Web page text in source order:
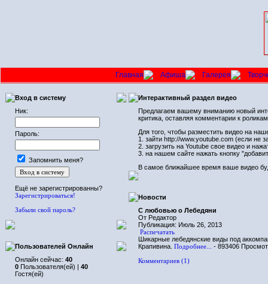
Главная Афиша Галерея
Вход в систему
Ник:
Пароль:
Запомнить меня?
Ещё не зарегистрированны?
Зарегистрироваться!
Забыли свой пароль?
Пользователей Онлайн
Онлайн сейчас: 40
0 Пользователя(ей) | 40
Гостя(ей)
Интерактивный раздел видео
Предлагаем вашему вниманию новый
критика, оставляя комментарии к
Для того, чтобы разместить видео на
1. зайти http://www.youtube.com (если не
2. загрузить на Youtube свое видео и
3. на нашем сайте нажать кнопку
В самое ближайшее время ваше видео
Новости
С любовью о Лебедяни
От Редактор
Публикация: Июль 26, 2013
Распечатать
Шикарные лебедянские виды под
Крапивина. Подробнее...
- 893406
Комментариев (1)